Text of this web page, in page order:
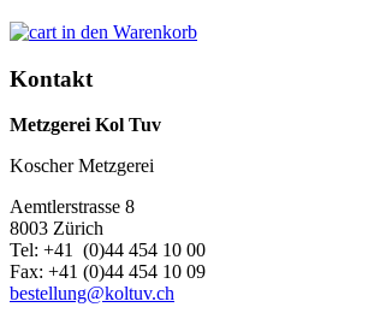
in den Warenkorb
Kontakt
Metzgerei Kol Tuv
Koscher Metzgerei
Aemtlerstrasse 8
8003 Zürich
Tel: +41 (0)44 454 10 00
Fax: +41 (0)44 454 10 09
bestellung@koltuv.ch